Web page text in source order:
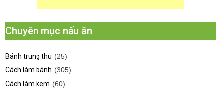
Chuyên mục nấu ăn
Bánh trung thu (25)
Cách làm bánh (305)
Cách làm kem (60)